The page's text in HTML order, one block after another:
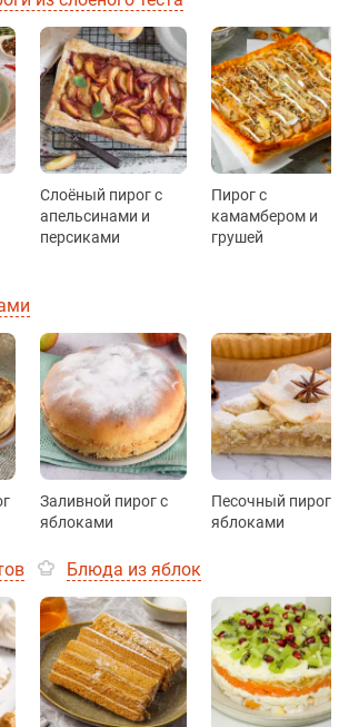
Слоёный пирог с
апельсинами и
персиками
Пирог с
камамбером и
грушей
Заливной пирог с
яблоками
Песочный пирог с
яблоками
Блюда из яблок